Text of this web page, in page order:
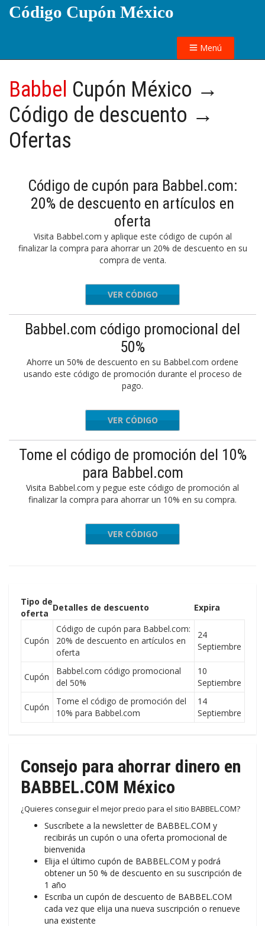
Código Cupón México
Menú
Babbel Cupón México →
Código de descuento →
Ofertas
Código de cupón para Babbel.com:
20% de descuento en artículos en
oferta
Visita Babbel.com y aplique este código de cupón al
finalizar la compra para ahorrar un 20% de descuento en su
compra de venta.
LOVE20
VER CÓDIGO
Babbel.com código promocional del
50%
Ahorre un 50% de descuento en su Babbel.com ordene
usando este código de promoción durante el proceso de
pago.
Y8T3B96
VER CÓDIGO
Tome el código de promoción del 10%
para Babbel.com
Visita Babbel.com y pegue este código de promoción al
finalizar la compra para ahorrar un 10% en su compra.
2EKSZHZ
VER CÓDIGO
Tipo de
oferta
Detalles de descuento Expira
Cupón
Código de cupón para Babbel.com:
20% de descuento en artículos en
oferta
24
Septiembre
Cupón
Babbel.com código promocional
del 50%
10
Septiembre
Cupón
Tome el código de promoción del
10% para Babbel.com
14
Septiembre
Consejo para ahorrar dinero en
BABBEL.COM México
¿Quieres conseguir el mejor precio para el sitio BABBEL.COM?
Suscríbete a la newsletter de BABBEL.COM y
recibirás un cupón o una oferta promocional de
bienvenida
Elija el último cupón de BABBEL.COM y podrá
obtener un 50 % de descuento en su suscripción de
1 año
Escriba un cupón de descuento de BABBEL.COM
cada vez que elija una nueva suscripción o renueve
una existente